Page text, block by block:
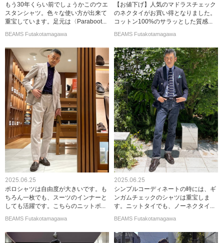
もう30年くらい前でしょうかこのウエ
スタンシャツ。色々な使い方が出来て
重宝しています。足元は〈Paraboot...
BEAMS Futakotamagawa
【お値下げ】人気のマドラスチェック
のネクタイがお買い得となりました。
コットン100%のサラッとした質感...
BEAMS Futakotamagawa
2025.06.25
ポロシャツは自由度が大きいです。も
ちろん一枚でも、スーツのインナーと
しても活躍です。こちらのニットポ...
BEAMS Futakotamagawa
2025.06.25
シンプルコーディネートの時には、ギ
ンガムチェックのシャツは重宝しま
す。ニットタイでも、ノーネクタイ...
BEAMS Futakotamagawa